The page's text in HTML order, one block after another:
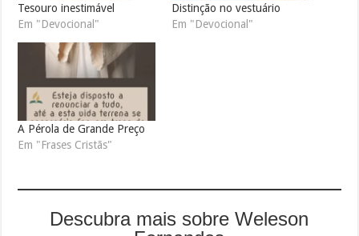
Tesouro inestimável
Em "Devocional"
Distinção no vestuário
Em "Devocional"
A Pérola de Grande Preço
Em "Frases Cristãs"
Descubra mais sobre Weleson